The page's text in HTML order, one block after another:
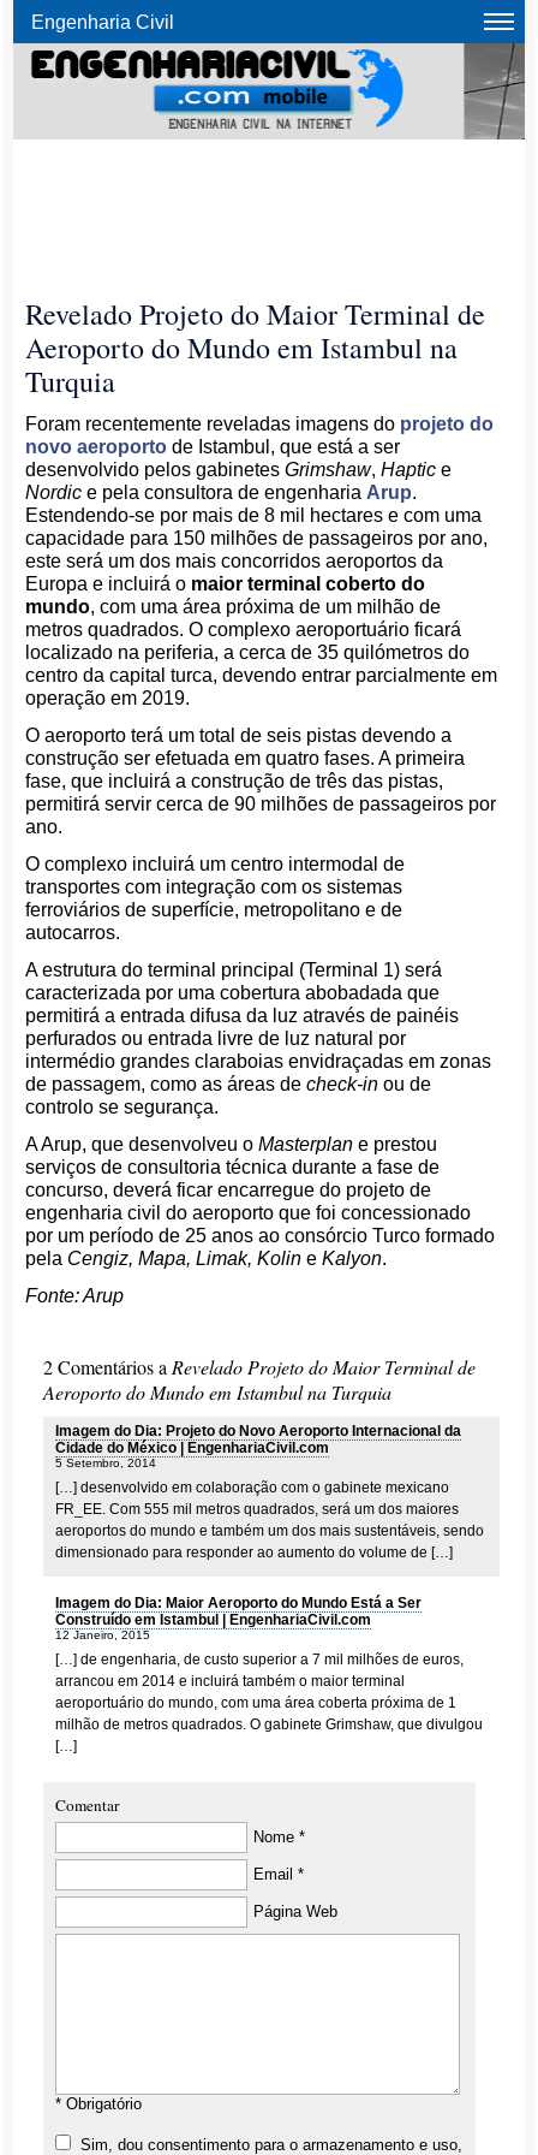
Engenharia Civil
Revelado Projeto do Maior Terminal de
Aeroporto do Mundo em Istambul na
Turquia
Foram recentemente reveladas imagens do projeto do
novo aeroporto de Istambul, que está a ser
desenvolvido pelos gabinetesGrimshaw,Haptic e
Nordic e pela consultora de engenharia Arup.
Estendendo-se por mais de 8 mil hectares e com uma
capacidade para 150 milhões de passageiros por ano,
este será um dos mais concorridos aeroportos da
Europa e incluirá o maior terminal coberto do
mundo, com uma área próxima de um milhão de
metros quadrados. O complexo aeroportuário ficará
localizado na periferia, a cerca de 35 quilómetros do
centro da capital turca, devendo entrar parcialmente em
operação em 2019.
O aeroporto terá um total de seis pistas devendo a
construção ser efetuada em quatro fases. A primeira
fase, que incluirá a construção de três das pistas,
permitirá servir cerca de 90 milhões de passageiros por
ano.
O complexo incluirá um centro intermodal de
transportes com integração com os sistemas
ferroviários de superfície, metropolitano e de
autocarros.
A estrutura do terminal principal (Terminal 1) será
caracterizada por uma cobertura abobadada que
permitirá a entrada difusa da luz através de painéis
perfurados ou entrada livre de luz natural por
intermédio grandes claraboias envidraçadas em zonas
de passagem, como as áreas decheck-in ou de
controlo se segurança.
A Arup, que desenvolveu oMasterplan e prestou
serviços de consultoria técnica durante a fase de
concurso, deverá ficar encarregue do projeto de
engenharia civil do aeroporto que foi concessionado
por um período de 25 anos ao consórcio Turco formado
pela Cengiz, Mapa, Limak, Kolin eKalyon.
Fonte: Arup
2 Comentários a Revelado Projeto do Maior Terminal de
Aeroporto do Mundo em Istambul na Turquia
Imagem do Dia: Projeto do Novo Aeroporto Internacional da
Cidade do México | EngenhariaCivil.com
5 Setembro, 2014
[…] desenvolvido em colaboração com o gabinete mexicano
FR_EE. Com 555 mil metros quadrados, será um dos maiores
aeroportos do mundo e também um dos mais sustentáveis, sendo
dimensionado para responder ao aumento do volume de […]
Imagem do Dia: Maior Aeroporto do Mundo Está a Ser
Construído em Istambul | EngenhariaCivil.com
12 Janeiro, 2015
[…] de engenharia, de custo superior a 7 mil milhões de euros,
arrancou em 2014 e incluirá também o maior terminal
aeroportuário do mundo, com uma área coberta próxima de 1
milhão de metros quadrados. O gabinete Grimshaw, que divulgou
[…]
Comentar
Nome *
Email *
Página Web
* Obrigatório
Sim, dou consentimento para o armazenamento e uso,